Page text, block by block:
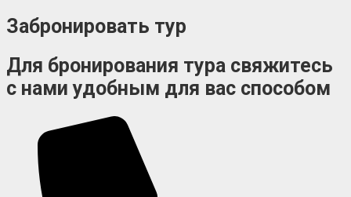
Забронировать тур
Для бронирования тура свяжитесь
с нами удобным для вас способом